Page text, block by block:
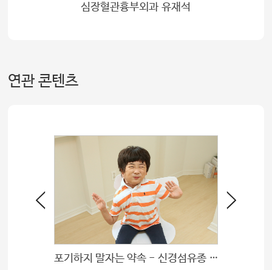
심장혈관흉부외과 유재석
연관 콘텐츠
포기하지 말자는 약속 - 신경섬유종 치료 환아 이태경 편